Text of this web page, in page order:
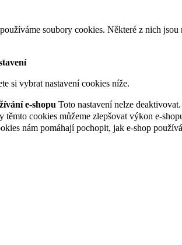
soubory cookies. Některé z nich
si vybrat nastavení cookies níže.
e-shopu Toto nastavení nelze
těmto cookies můžeme zlepšovat výkon e-
nám pomáhají pochopit, jak e-shop